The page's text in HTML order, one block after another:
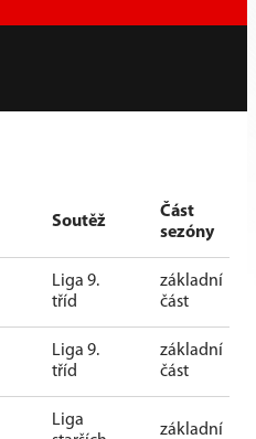
Soutěž
Část
sezóny
Liga 9.
tříd
základní
část
Liga 9.
tříd
základní
část
Liga
základní